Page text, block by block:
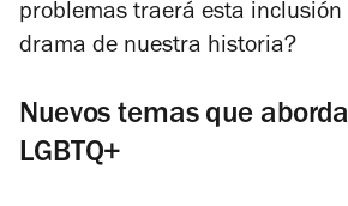
problemas traerá esta inclusión
drama de nuestra historia?
Nuevos temas que
LGBTQ+